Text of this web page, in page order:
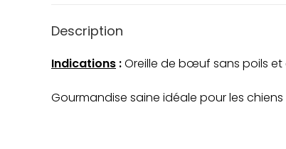
Description
Indications :Oreille de bœuf sans poils
Gourmandise saine idéale pour les